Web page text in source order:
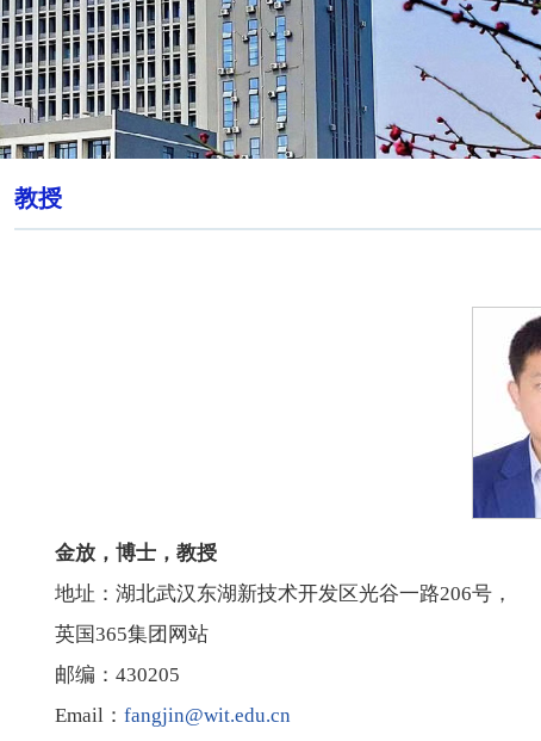
教授
金放 ，博士，教授
地址：湖北武汉东湖新技术开发区光谷一路206号，
英国365集团网站
邮编：430205
Email：fangjin@wit.edu.cn